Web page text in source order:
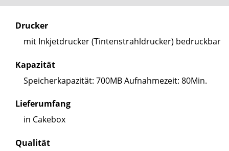
Drucker
mit Inkjetdrucker (Tintenstrahldrucker) bedruckbar
Kapazität
Speicherkapazität: 700MB Aufnahmezeit: 80Min.
Lieferumfang
in Cakebox
Qualität